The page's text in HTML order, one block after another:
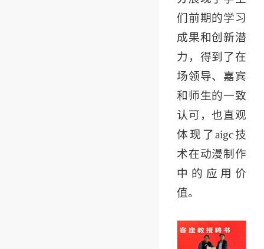
们前期的学习
成果和创新潜
力，得到了在
场领导、嘉宾
和师生的一致
认可，也直观
体现了aigc技
术在动漫制作
中的应用价
值。